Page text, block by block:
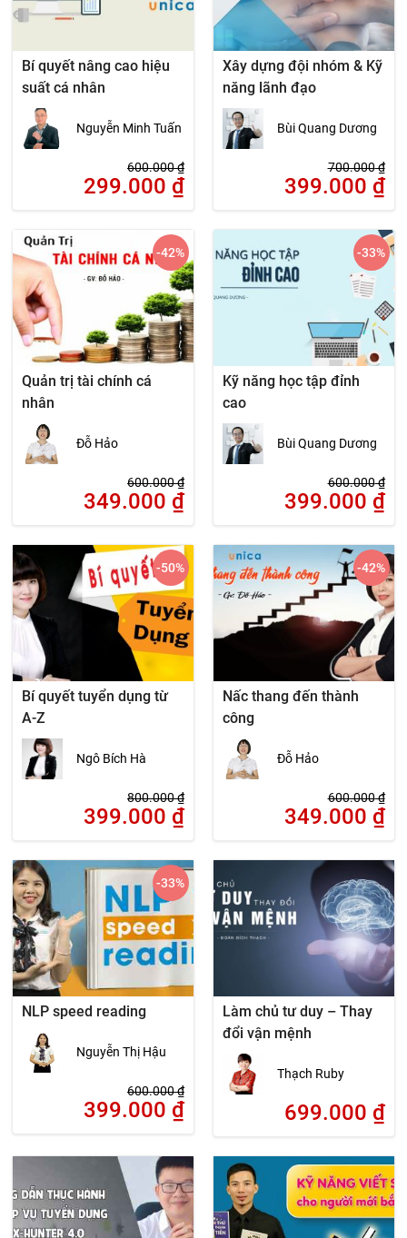
Bí quyết nâng cao hiệu
suất cá nhân
Nguyễn Minh Tuấn
600.000₫
299.000 ₫
Xây dựng đội nhóm & Kỹ
năng lãnh đạo
Bùi Quang Dương
700.000₫
399.000 ₫
Quản trị tài chính cá
nhân
Đỗ Hảo
600.000₫
349.000 ₫
-42%
Kỹ năng học tập đỉnh
cao
Bùi Quang Dương
600.000₫
399.000 ₫
-33%
Bí quyết tuyển dụng từ
A-Z
Ngô Bích Hà
800.000₫
399.000 ₫
-50%
Nấc thang đến thành
công
Đỗ Hảo
600.000₫
349.000 ₫
-42%
NLP speed reading
Nguyễn Thị Hậu
600.000₫
399.000 ₫
-33%
Làm chủ tư duy – Thay
đổi vận mệnh
Thạch Ruby
699.000 ₫